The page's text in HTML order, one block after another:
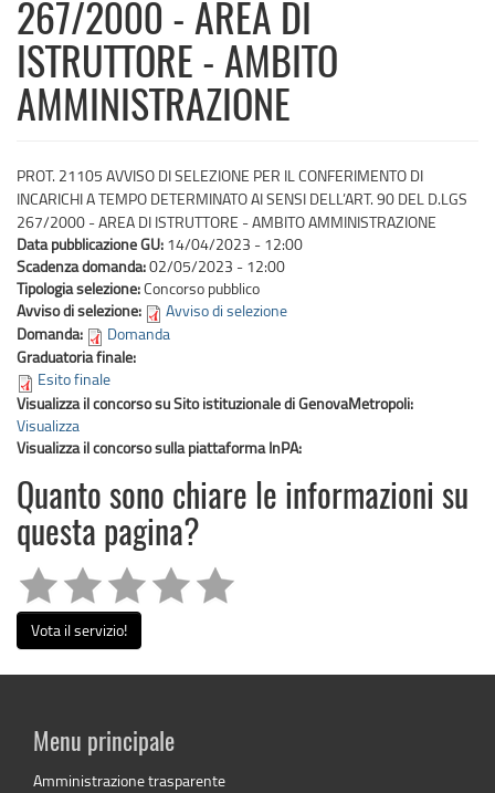
267/2000 - AREA DI
ISTRUTTORE - AMBITO
AMMINISTRAZIONE
PROT. 21105 AVVISO DI SELEZIONE PER IL CONFERIMENTO DI
INCARICHI A TEMPO DETERMINATO AI SENSI DELL’ART. 90 DEL D.LGS
267/2000 - AREA DI ISTRUTTORE - AMBITO AMMINISTRAZIONE
Data pubblicazione GU: 14/04/2023 - 12:00
Scadenza domanda:02/05/2023 - 12:00
Tipologia selezione:Concorso pubblico
Avviso di selezione:
Avviso di selezione
Domanda:
Domanda
Graduatoria finale:
Esito finale
Visualizza il concorso su Sito istituzionale di GenovaMetropoli:
Visualizza
Visualizza il concorso sulla piattaforma InPA:
Quanto sono chiare le informazioni su
questa pagina?
Vota il servizio!
Menu principale
Amministrazione trasparente